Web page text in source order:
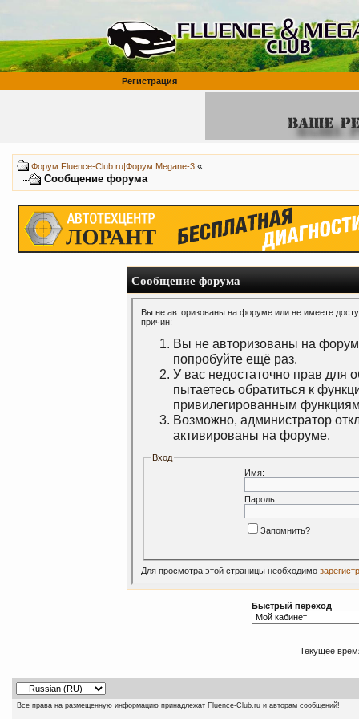
Регистрация
Форум Fluence-Club.ru|Форум Megane-3 «
Сообщение форума
Сообщение форума
Вы не авторизованы на форуме или не имеете
причин:
Вы не авторизованы на
попробуйте ещё раз.
У вас недостаточно прав для
пытаетесь обратиться к
привилегированным
Возможно, администратор
активированы на форуме.
Вход
Имя:
Пароль:
Запомнить?
Для просмотра этой страницы необходимо
Быстрый переход
Текущее
Все права на размещенную информацию принадлежат Fluence-Club.ru и авторам сообщений!